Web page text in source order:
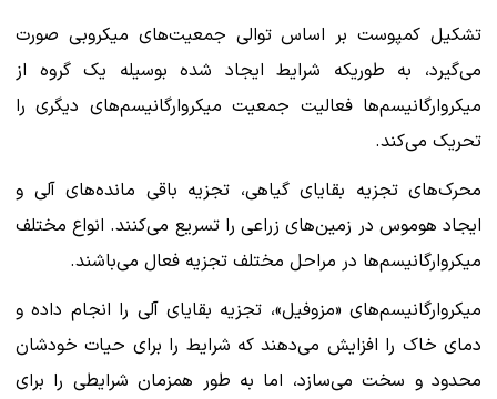
تشکیل کمپوست بر اساس توالی جمعیت‌های میکروبی صورت
می‌گیرد، به طوریکه شرایط ایجاد شده بوسیله یک گروه از
میکروارگانیسم‌ها فعالیت جمعیت میکروارگانیسم‌های دیگری را
تحریک می‌کند.
محرک‌های تجزیه بقایای گیاهی، تجزیه باقی مانده‌های آلی و
ایجاد هوموس در زمین‌های زراعی را تسریع می‌کنند. انواع مختلف
میکروارگانیسم‌ها در مراحل مختلف تجزیه فعال می‌باشند.
میکروارگانیسم‌های «مزوفیل»، تجزیه بقایای آلی را انجام داده و
دمای خاک را افزایش می‌دهند که شرایط را برای حیات خودشان
محدود و سخت می‌سازد، اما به طور همزمان شرایطی را برای